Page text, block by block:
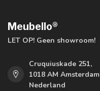
Meubello®
LET OP! Geen showroom!
Cruquiuskade 251,
1018 AM Amsterdam
Nederland